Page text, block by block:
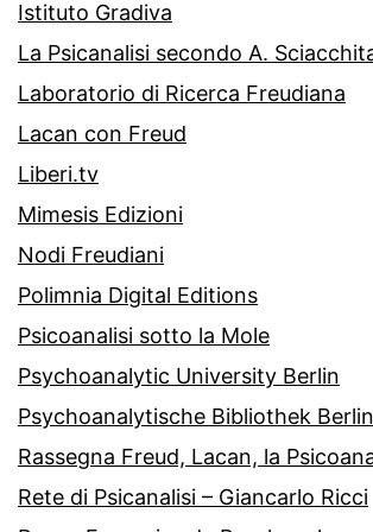
Istituto Gradiva
La Psicanalisi secondo A.
Laboratorio di Ricerca Freudiana
Lacan con Freud
Liberi.tv
Mimesis Edizioni
Nodi Freudiani
Polimnia Digital Editions
Psicoanalisi sotto la Mole
Psychoanalytic University Berlin
Psychoanalytische Bibliothek Berlin
Rassegna Freud, Lacan, la
Rete di Psicanalisi – Giancarlo Ricci